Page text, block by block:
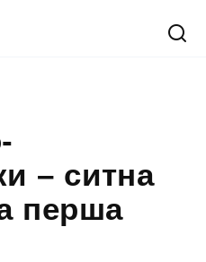
– ситна
перша